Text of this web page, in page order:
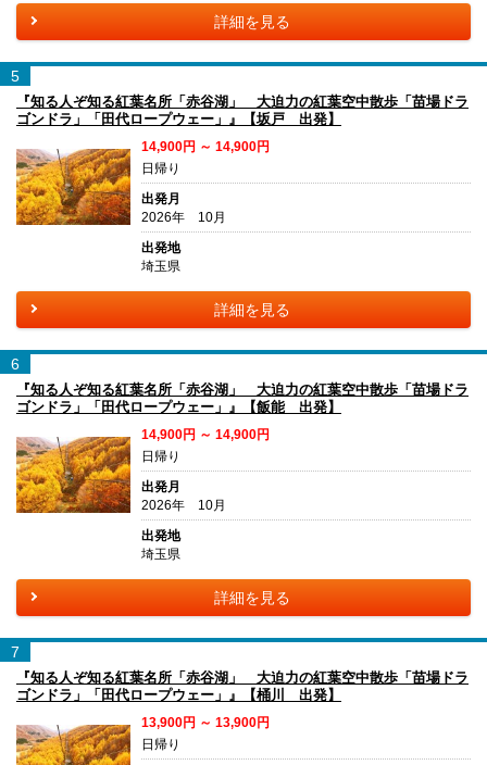
詳細を見る
5
『知る人ぞ知る紅葉名所「赤谷湖」 大迫力の紅葉空中散歩「苗場ドラ
ゴンドラ」「田代ロープウェー」』【坂戸 出発】
14,900円 ～ 14,900円
日帰り
出発月
2026年 10月
出発地
埼玉県
詳細を見る
6
『知る人ぞ知る紅葉名所「赤谷湖」 大迫力の紅葉空中散歩「苗場ドラ
ゴンドラ」「田代ロープウェー」』【飯能 出発】
14,900円 ～ 14,900円
日帰り
出発月
2026年 10月
出発地
埼玉県
詳細を見る
7
『知る人ぞ知る紅葉名所「赤谷湖」 大迫力の紅葉空中散歩「苗場ドラ
ゴンドラ」「田代ロープウェー」』【桶川 出発】
13,900円 ～ 13,900円
日帰り